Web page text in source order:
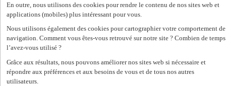
En outre, nous utilisons des cookies pour rendre le contenu de nos sites web et
applications (mobiles) plus intéressant pour vous.
Nous utilisons également des cookies pour cartographier votre comportement de
navigation. Comment vous êtes-vous retrouvé sur notre site ? Combien de temps
l’avez-vous utilisé ?
Grâce aux résultats, nous pouvons améliorer nos sites web si nécessaire et
répondre aux préférences et aux besoins de vous et de tous nos autres
utilisateurs.
Construct
Employeur
Nos services RH
Assessments
Flexi-jobs
Projectsourcing